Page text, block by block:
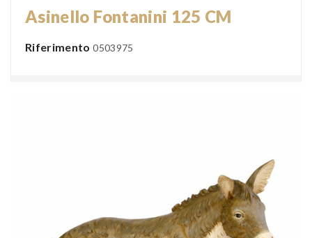
Asinello Fontanini 125 CM
Riferimento 0503975